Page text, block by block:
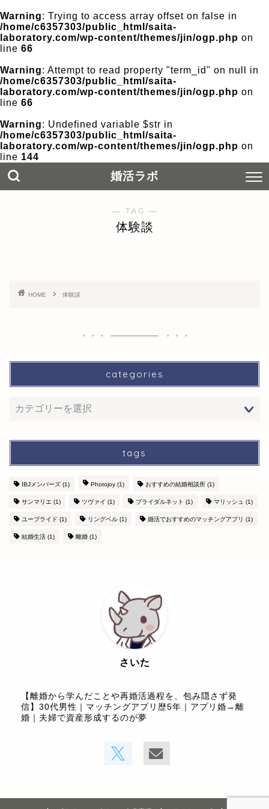
Warning: Trying to access array offset on false in
/home/c6357303/public_html/saita-
laboratory.com/wp-content/themes/jin/ogp.php on
line 66
Warning: Attempt to read property "term_id" on null in
/home/c6357303/public_html/saita-
laboratory.com/wp-content/themes/jin/ogp.php on
line 66
Warning: Undefined variable $str in
/home/c6357303/public_html/saita-
laboratory.com/wp-content/themes/jin/ogp.php on
line 144
婚活ラボ
― TAG ―
体験談
HOME 体験談
categories
tags
IBJメンバーズ (1) Photojoy (1) おすすめの結婚相談所 (1)
サンマリエ (1) ツヴァイ (1) ブライダルネット (1) マリッシュ (1)
ユーブライド (1) リングベル (1) 婚活でおすすめのマッチングアプリ (1)
結婚生活 (1) 離婚 (1)
さいた
【離婚から学んだことや再婚活過程を、包み隠さず発
信】30代男性｜マッチングアプリ歴5年｜アプリ婚→離
婚｜夫婦で資産形成するのが夢